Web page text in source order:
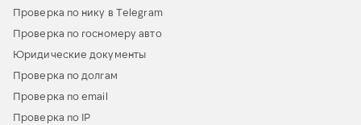
Проверка по нику в Telegram
Проверка по госномеру авто
Юридические документы
Проверка по долгам
Проверка по email
Проверка по IP